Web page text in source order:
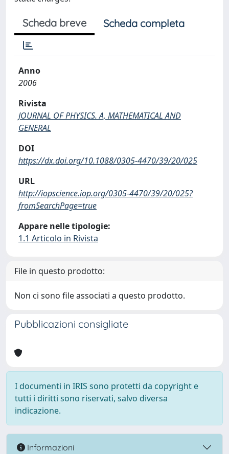
Scheda breve Scheda completa
Anno
2006
Rivista
JOURNAL OF PHYSICS. A, MATHEMATICAL AND
GENERAL
DOI
https://dx.doi.org/10.1088/0305-4470/39/20/025
URL
http://iopscience.iop.org/0305-4470/39/20/025?
fromSearchPage=true
Appare nelle tipologie:
1.1 Articolo in Rivista
File in questo prodotto:
Non ci sono file associati a questo prodotto.
Pubblicazioni consigliate
I documenti in IRIS sono protetti da copyright e
tutti i diritti sono riservati, salvo diversa
indicazione.
Informazioni